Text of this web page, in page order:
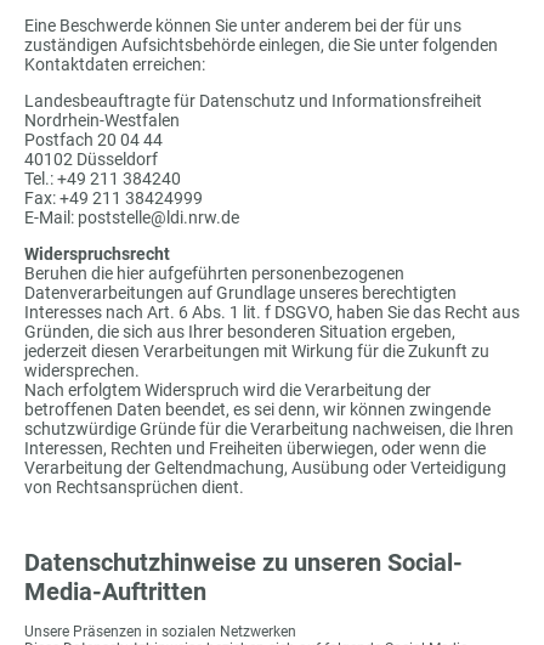
Eine Beschwerde können Sie unter anderem bei der für uns
zuständigen Aufsichtsbehörde einlegen, die Sie unter folgenden
Kontaktdaten erreichen:
Landesbeauftragte für Datenschutz und Informationsfreiheit
Nordrhein-Westfalen
Postfach 20 04 44
40102 Düsseldorf
Tel.: +49 211 384240
Fax: +49 211 38424999
E-Mail: poststelle@ldi.nrw.de
Widerspruchsrecht
Beruhen die hier aufgeführten personenbezogenen
Datenverarbeitungen auf Grundlage unseres berechtigten
Interesses nach Art. 6 Abs. 1 lit. f DSGVO, haben Sie das Recht aus
Gründen, die sich aus Ihrer besonderen Situation ergeben,
jederzeit diesen Verarbeitungen mit Wirkung für die Zukunft zu
widersprechen.
Nach erfolgtem Widerspruch wird die Verarbeitung der
betroffenen Daten beendet, es sei denn, wir können zwingende
schutzwürdige Gründe für die Verarbeitung nachweisen, die Ihren
Interessen, Rechten und Freiheiten überwiegen, oder wenn die
Verarbeitung der Geltendmachung, Ausübung oder Verteidigung
von Rechtsansprüchen dient.
Datenschutzhinweise zu unseren Social-
Media-Auftritten
Unsere Präsenzen in sozialen Netzwerken